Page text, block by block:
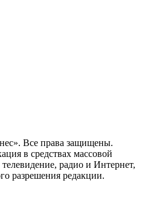
Все права защищены.
в средствах массовой
радио и Интернет,
разрешения редакции.